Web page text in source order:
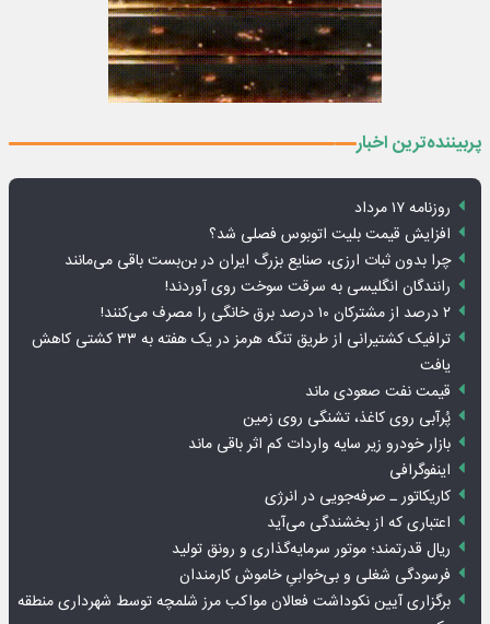
پربیننده‌ترین اخبار
روزنامه ۱۷ مرداد
افزایش قیمت بلیت اتوبوس فصلی شد؟
چرا بدون ثبات ارزی، صنایع بزرگ ایران در بن‌بست باقی می‌مانند
رانندگان انگلیسی به سرقت سوخت روی آوردند!
۲ درصد از مشترکان ۱۰ درصد برق خانگی را مصرف می‌کنند!
ترافیک کشتیرانی از طریق تنگه هرمز در یک هفته به ۳۳ کشتی کاهش
یافت
قیمت نفت صعودی ماند
پُرآبی روی کاغذ، تشنگی روی زمین
بازار خودرو زیر سایه واردات کم اثر باقی ماند
اینفوگرافی
کاریکاتور ـ صرفه‌جویی در انرژی
اعتباری که از بخشندگی می‌آید
ریال قدرتمند؛ موتور سرمایه‌گذاری و رونق تولید
فرسودگی شغلی و بی‌خوابیِ خاموش کارمندان
برگزاری آیین نکوداشت فعالان مواکب مرز شلمچه توسط شهرداری منطقه